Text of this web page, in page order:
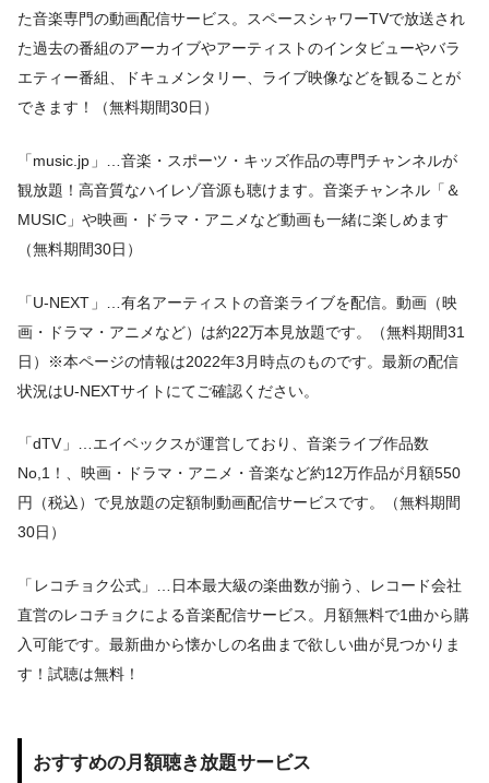
た音楽専門の動画配信サービス。スペースシャワーTVで放送され
た過去の番組のアーカイブやアーティストのインタビューやバラ
エティー番組、ドキュメンタリー、ライブ映像などを観ることが
できます！（無料期間30日）
「music.jp 」…音楽・スポーツ・キッズ作品の専門チャンネルが
観放題！高音質なハイレゾ音源も聴けます。音楽チャンネル「＆
MUSIC」や映画・ドラマ・アニメなど動画も一緒に楽しめます
（無料期間30日）
「U-NEXT 」…有名アーティストの音楽ライブを配信。動画（映
画・ドラマ・アニメなど）は約22万本見放題です。（無料期間31
日）※本ページの情報は2022年3月時点のものです。最新の配信
状況はU-NEXTサイトにてご確認ください。
「dTV 」…エイベックスが運営しており、音楽ライブ作品数
No,1！、映画・ドラマ・アニメ・音楽など約12万作品が月額550
円（税込）で見放題の定額制動画配信サービスです。（無料期間
30日）
「 レコチョク公式」…日本最大級の楽曲数が揃う、レコード会社
直営のレコチョクによる音楽配信サービス。月額無料で1曲から購
入可能です。最新曲から懐かしの名曲まで欲しい曲が見つかりま
す！試聴は無料！
おすすめの月額聴き放題サービス